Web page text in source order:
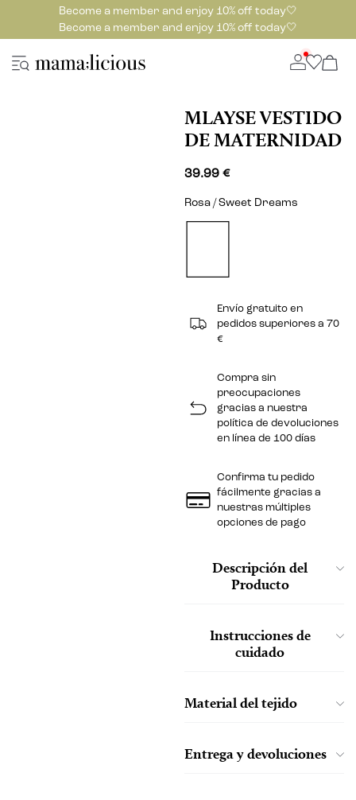
Become a member and enjoy 10% off today🤍
Become a member and enjoy 10% off today🤍
MLAYSE VESTIDO
DE MATERNIDAD
39.99 €
Rosa / Sweet Dreams
Envío gratuito en
pedidos superiores a 70
€
Compra sin
preocupaciones
gracias a nuestra
política de devoluciones
en línea de 100 días
Confirma tu pedido
fácilmente gracias a
nuestras múltiples
opciones de pago
Descripción del
Producto
Instrucciones de
cuidado
Material del tejido
Entrega y devoluciones